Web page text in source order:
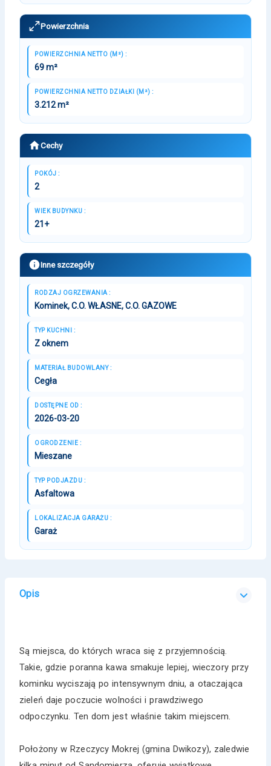
Powierzchnia
POWIERZCHNIA NETTO (M²) :
69 m²
POWIERZCHNIA NETTO DZIAŁKI (M²) :
3.212 m²
Cechy
POKÓJ :
2
WIEK BUDYNKU :
21+
Inne szczegóły
RODZAJ OGRZEWANIA :
Kominek, C.O. WŁASNE, C.O. GAZOWE
TYP KUCHNI :
Z oknem
MATERIAŁ BUDOWLANY :
Cegła
DOSTĘPNE OD :
2026-03-20
OGRODZENIE :
Mieszane
TYP PODJAZDU :
Asfaltowa
LOKALIZACJA GARAŻU :
Garaż
Opis
Są miejsca, do których wraca się z przyjemnością.
Takie, gdzie poranna kawa smakuje lepiej, wieczory przy
kominku wyciszają po intensywnym dniu, a otaczająca
zieleń daje poczucie wolności i prawdziwego
odpoczynku. Ten dom jest właśnie takim miejscem.
Położony w Rzeczycy Mokrej (gmina Dwikozy), zaledwie